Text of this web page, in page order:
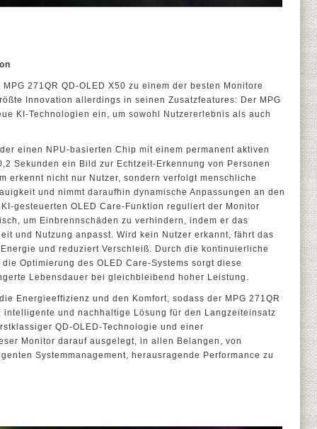
271QR QD-OLED X50 zu einem der besten Monitore
Innovation allerdings in seinen Zusatzfeatures: Der MPG
KI-Technologien ein, um sowohl Nutzererlebnis als auch
einen NPU-basierten Chip mit einem permanent aktiven
Sekunden ein Bild zur Echtzeit-Erkennung von Personen
erkennt nicht nur Nutzer, sondern verfolgt menschliche
und nimmt daraufhin dynamische Anpassungen an den
gesteuerten OLED Care-Funktion reguliert der Monitor
um Einbrennschäden zu verhindern, indem er das
und Nutzung anpasst. Wird kein Nutzer erkannt, fährt das
und reduziert Verschleiß. Durch die kontinuierliche
Optimierung des OLED Care-Systems sorgt diese
Lebensdauer bei gleichbleibend hoher Leistung.
Energieeffizienz und den Komfort, sodass der MPG 271QR
intelligente und nachhaltige Lösung für den Langzeiteinsatz
QD-OLED-Technologie und einer
Monitor darauf ausgelegt, in allen Belangen, von
Systemmanagement, herausragende Performance zu